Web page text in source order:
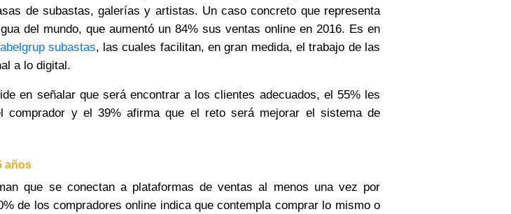
de subastas, galerías y artistas. Un caso concreto que representa
del mundo, que aumentó un 84% sus ventas online en 2016. Es en
subastas, las cuales facilitan, en gran medida, el trabajo de las
a lo digital.
en señalar que será encontrar a los clientes adecuados, el 55% les
comprador y el 39% afirma que el reto será mejorar el sistema de
años
que se conectan a plataformas de ventas al menos una vez por
de los compradores online indica que contempla comprar lo mismo o